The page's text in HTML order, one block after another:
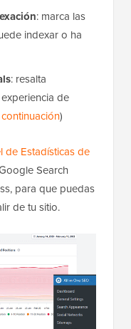
: marca las
indexar o ha
: resalta
de
)
de Estadísticas de
Search
para que puedas
de tu sitio.